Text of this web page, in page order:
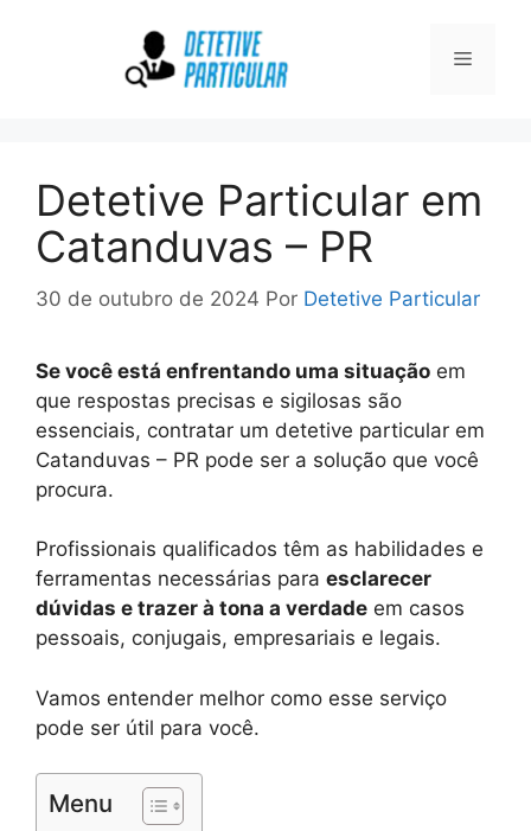
Menu
Detetive Particular em
Catanduvas – PR
30 de outubro de 2024 Por Detetive Particular
Se você está enfrentando uma situação em
que respostas precisas e sigilosas são
essenciais, contratar um detetive particular em
Catanduvas – PR pode ser a solução que você
procura.
Profissionais qualificados têm as habilidades e
ferramentas necessárias para esclarecer
dúvidas e trazer à tona a verdade em casos
pessoais, conjugais, empresariais e legais.
Vamos entender melhor como esse serviço
pode ser útil para você.
Menu